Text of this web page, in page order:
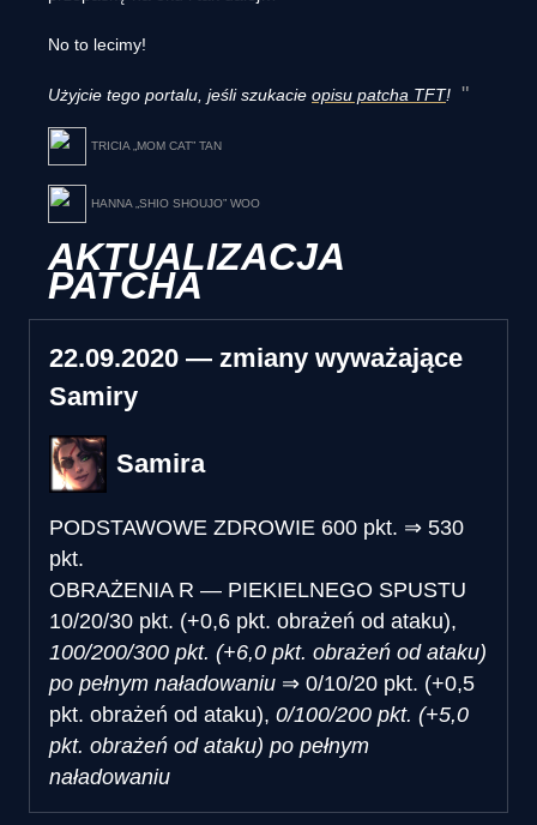
No to lecimy!
Użyjcie tego portalu, jeśli szukacie opisu patcha TFT!
TRICIA „MOM CAT” TAN
HANNA „SHIO SHOUJO” WOO
AKTUALIZACJA
PATCHA
22.09.2020 — zmiany wyważające
Samiry
Samira
PODSTAWOWE ZDROWIE 600 pkt. ⇒ 530
pkt.
OBRAŻENIA R — PIEKIELNEGO SPUSTU
10/20/30 pkt. (+0,6 pkt. obrażeń od ataku),
100/200/300 pkt. (+6,0 pkt. obrażeń od ataku)
po pełnym naładowaniu ⇒ 0/10/20 pkt. (+0,5
pkt. obrażeń od ataku), 0/100/200 pkt. (+5,0
pkt. obrażeń od ataku) po pełnym
naładowaniu